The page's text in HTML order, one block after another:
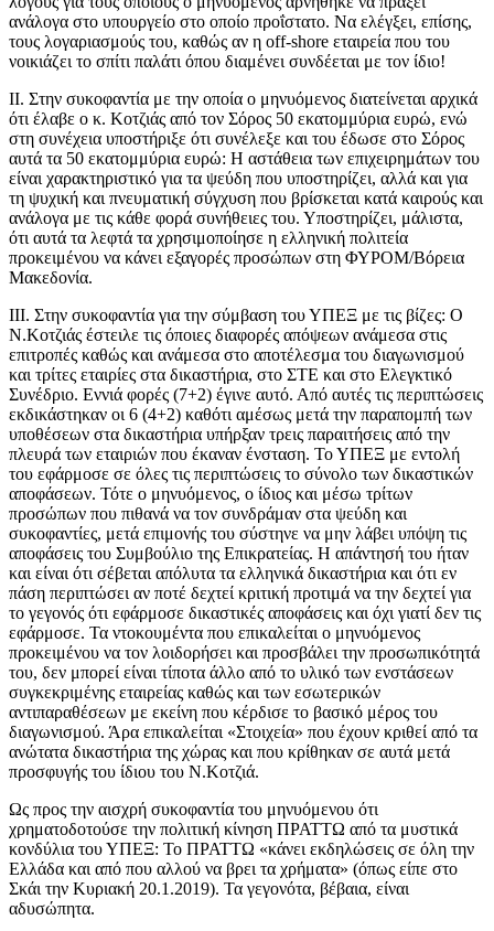
ανάλογα στο υπουργείο στο οποίο προΐστατο. Να ελέγξει, επίσης,
τους λογαριασμούς του, καθώς αν η off-shore εταιρεία που του
νοικιάζει το σπίτι παλάτι όπου διαμένει συνδέεται με τον ίδιο!
ΙΙ. Στην συκοφαντία με την οποία ο μηνυόμενος διατείνεται αρχικά
ότι έλαβε ο κ. Κοτζιάς από τον Σόρος 50 εκατομμύρια ευρώ, ενώ
στη συνέχεια υποστήριξε ότι συνέλεξε και του έδωσε στο Σόρος
αυτά τα 50 εκατομμύρια ευρώ: Η αστάθεια των επιχειρημάτων του
είναι χαρακτηριστικό για τα ψεύδη που υποστηρίζει, αλλά και για
τη ψυχική και πνευματική σύγχυση που βρίσκεται κατά καιρούς και
ανάλογα με τις κάθε φορά συνήθειες του. Υποστηρίζει, μάλιστα,
ότι αυτά τα λεφτά τα χρησιμοποίησε η ελληνική πολιτεία
προκειμένου να κάνει εξαγορές προσώπων στη ΦΥΡΟΜ/Βόρεια
Μακεδονία.
ΙΙΙ. Στην συκοφαντία για την σύμβαση του ΥΠΕΞ με τις βίζες: Ο
Ν.Κοτζιάς έστειλε τις όποιες διαφορές απόψεων ανάμεσα στις
επιτροπές καθώς και ανάμεσα στο αποτέλεσμα του διαγωνισμού
και τρίτες εταιρίες στα δικαστήρια, στο ΣΤΕ και στο Ελεγκτικό
Συνέδριο. Εννιά φορές (7+2) έγινε αυτό. Από αυτές τις περιπτώσεις
εκδικάστηκαν οι 6 (4+2) καθότι αμέσως μετά την παραπομπή των
υποθέσεων στα δικαστήρια υπήρξαν τρεις παραιτήσεις από την
πλευρά των εταιριών που έκαναν ένσταση. Το ΥΠΕΞ με εντολή
του εφάρμοσε σε όλες τις περιπτώσεις το σύνολο των δικαστικών
αποφάσεων. Τότε ο μηνυόμενος, ο ίδιος και μέσω τρίτων
προσώπων που πιθανά να τον συνδράμαν στα ψεύδη και
συκοφαντίες, μετά επιμονής του σύστηνε να μην λάβει υπόψη τις
αποφάσεις του Συμβούλιο της Επικρατείας. Η απάντησή του ήταν
και είναι ότι σέβεται απόλυτα τα ελληνικά δικαστήρια και ότι εν
πάση περιπτώσει αν ποτέ δεχτεί κριτική προτιμά να την δεχτεί για
το γεγονός ότι εφάρμοσε δικαστικές αποφάσεις και όχι γιατί δεν τις
εφάρμοσε. Τα ντοκουμέντα που επικαλείται ο μηνυόμενος
προκειμένου να τον λοιδορήσει και προσβάλει την προσωπικότητά
του, δεν μπορεί είναι τίποτα άλλο από το υλικό των ενστάσεων
συγκεκριμένης εταιρείας καθώς και των εσωτερικών
αντιπαραθέσεων με εκείνη που κέρδισε το βασικό μέρος του
διαγωνισμού. Άρα επικαλείται «Στοιχεία» που έχουν κριθεί από τα
ανώτατα δικαστήρια της χώρας και που κρίθηκαν σε αυτά μετά
προσφυγής του ίδιου του Ν.Κοτζιά.
Ως προς την αισχρή συκοφαντία του μηνυόμενου ότι
χρηματοδοτούσε την πολιτική κίνηση ΠΡΑΤΤΩ από τα μυστικά
κονδύλια του ΥΠΕΞ: Το ΠΡΑΤΤΩ «κάνει εκδηλώσεις σε όλη την
Ελλάδα και από που αλλού να βρει τα χρήματα» (όπως είπε στο
Σκάι την Κυριακή 20.1.2019). Τα γεγονότα, βέβαια, είναι
αδυσώπητα.